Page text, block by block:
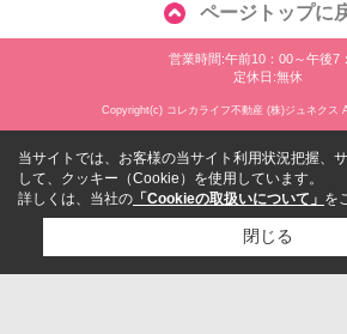
ページトップに
営業時間:午前10：00～午後7
定休日:無休
Copyright(c) コレカライフ不動産 (株)ジュネクス
当サイトでは、お客様の当サイト利用状況把握、
して、クッキー（Cookie）を使用しています。
詳しくは、当社の 「Cookieの取扱いについて」 を
閉じる